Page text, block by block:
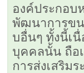
องค์ประกอบ
พัฒนาการขน
บอื่นๆ ทั้งนี้เ
บุคคลนั้น ถือ
การส่งเสริม